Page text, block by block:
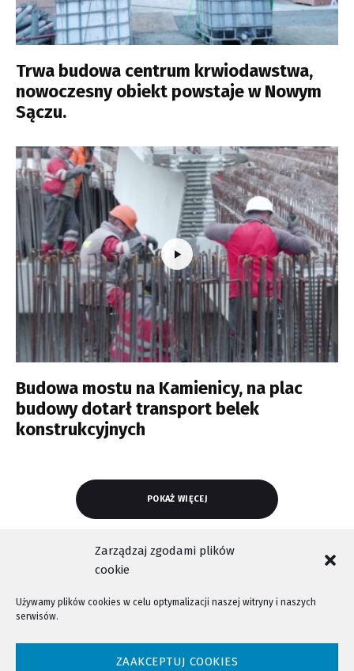
Zarządzaj zgodami plików
cookie
Używamy plików cookies w celu optymalizacji naszej witryny i naszych
serwisów.
ZAAKCEPTUJ COOKIES
Trwa budowa centrum krwiodawstwa,
nowoczesny obiekt powstaje w Nowym
Sączu.
Budowa mostu na Kamienicy, na plac
budowy dotarł transport belek
konstrukcyjnych
POKAŻ WIĘCEJ
NTV - Nasza Telewizja Sądecka © 2023 Wszystkie prawa zastrzeżone!